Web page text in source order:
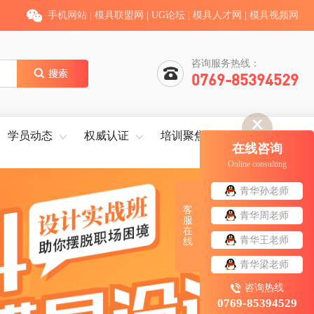
手机网站 模具联盟网 UG论坛 模具人才网 模具视频网
咨询服务热线：
0769-85394529
学员动态 权威认证 培训聚焦
在线咨询
Online consulting
青华孙老师
青华周老师
青华王老师
青华梁老师
咨询热线
0769-85394529
客
服
在
线